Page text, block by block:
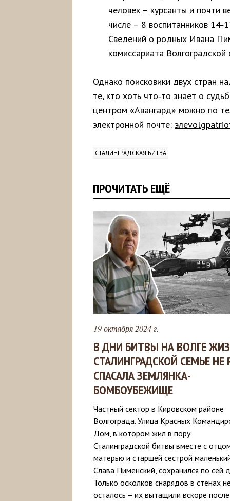
человек – курсанты и почти
числе – 8 воспитанников
Сведений о родных Ивана
комиссариата
Однако поисковики двух стран
те, кто хоть что‑то знает о
центром «Авангард» можно по
электронной почте:
СТАЛИНГРАДСКАЯ БИТВА
ПРОЧИТАТЬ ЕЩЁ
19 октября 2024 г.
В ДНИ БИТВЫ НА ВОЛГЕ
СТАЛИНГРАДСКОЙ СЕМЬЕ НЕ
СПАСАЛА ЗЕМЛЯНКА-
БОМБОУБЕЖИЩЕ
Частный сектор в Кировском районе
Волгограда. Улица Красных
Дом, в котором жил в пору
Сталинградской битвы вместе с
матерью и старшей сестрой
Слава Пименский, сохранился по сей
Только осколков снарядов в стенах
осталось – их вытащили вскоре после